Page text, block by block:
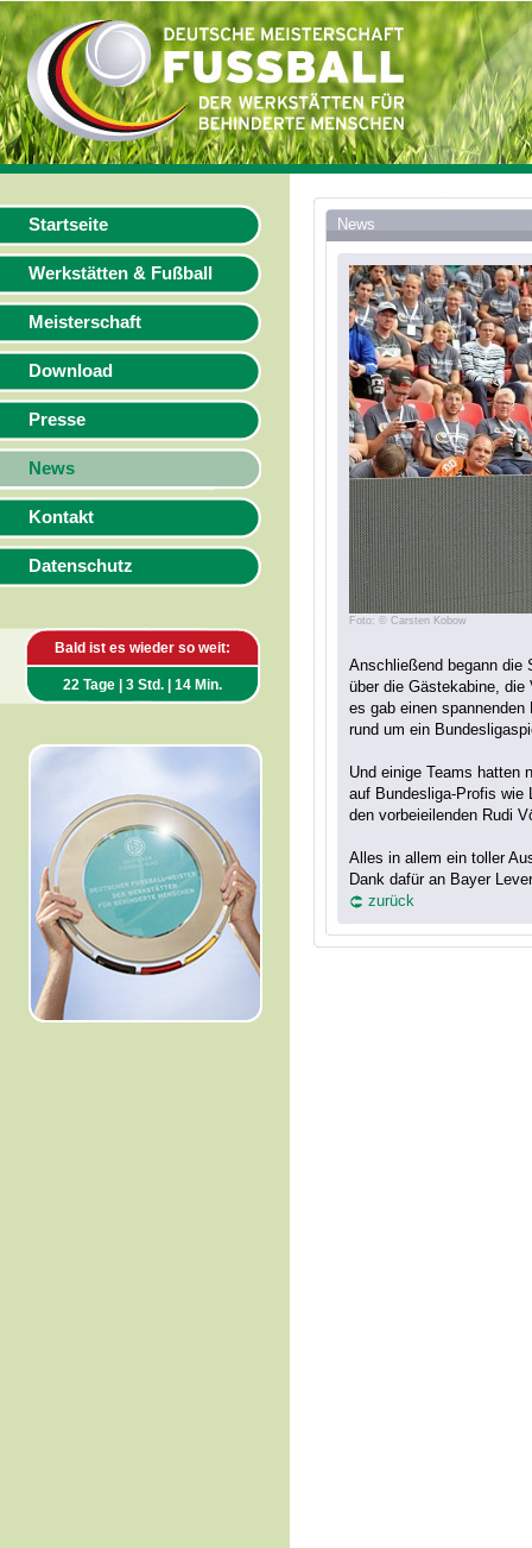
Startseite
Werkstätten & Fußball
Meisterschaft
Download
Presse
News
Kontakt
Datenschutz
Bald ist es wieder so weit:
22 Tage | 3 Std. | 14 Min.
News
Foto: © Carsten Kobow
Anschließend begann die
über die Gästekabine, die
es gab einen
rund um ein
Und einige Teams hatten
auf Bundesliga-Profis wie
den vorbeieilenden Rudi
Alles in allem ein toller
Dank dafür an Bayer
zurück